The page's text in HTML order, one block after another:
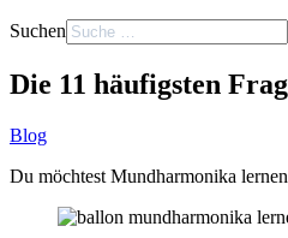
Suchen
Die 11 häufigsten
Blog
Du möchtest Mundharmonika